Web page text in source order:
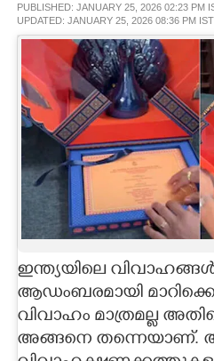
LIFESTYLE
SPIRITUAL
INFO+
ART
ASTRO
CARTOONS
LITERATURE
PUBLISHED: JANUARY 25, 2026 02:23 PM
UPDATED: JANUARY 25, 2026 08:36 PM IST
ഇന്ത്യയിലെ
ആഡംബരമായി
വിവാഹം മാത്രമല്ല
അങ്ങനെ തന്നെയാണ്.